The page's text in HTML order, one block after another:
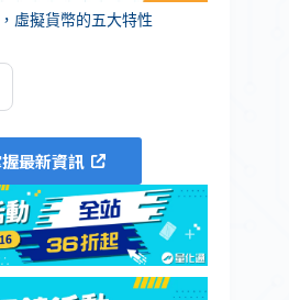
虛擬貨幣的五大特性
最新資訊